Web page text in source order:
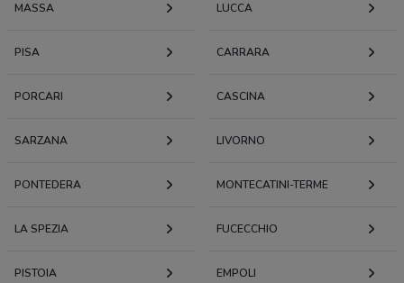
MASSA LUCCA
PISA CARRARA
PORCARI CASCINA
SARZANA LIVORNO
PONTEDERA MONTECATINI-TERME
LA SPEZIA FUCECCHIO
PISTOIA EMPOLI